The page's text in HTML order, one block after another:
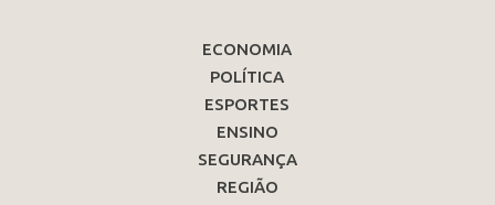
ECONOMIA
POLÍTICA
ESPORTES
ENSINO
SEGURANÇA
REGIÃO